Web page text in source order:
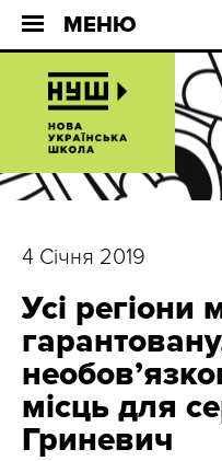
МЕНЮ
4 Січня 2019
Усі регіони
місць для
Гриневич